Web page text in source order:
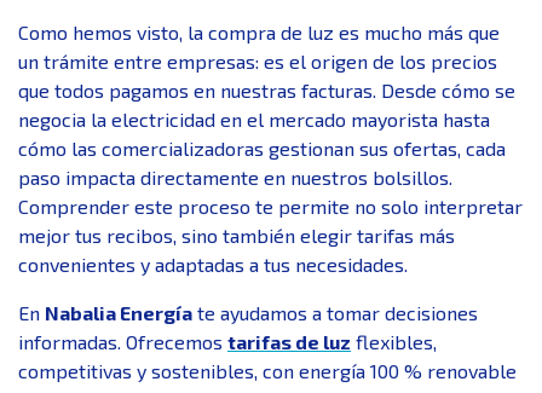
Como hemos visto, la compra de luz es mucho más que
un trámite entre empresas: es el origen de los precios
que todos pagamos en nuestras facturas. Desde cómo se
negocia la electricidad en el mercado mayorista hasta
cómo las comercializadoras gestionan sus ofertas, cada
paso impacta directamente en nuestros bolsillos.
Comprender este proceso te permite no solo interpretar
mejor tus recibos, sino también elegir tarifas más
convenientes y adaptadas a tus necesidades.
En Nabalia Energía te ayudamos a tomar decisiones
informadas. Ofrecemos tarifas de luz flexibles,
competitivas y sostenibles, con energía 100 % renovable